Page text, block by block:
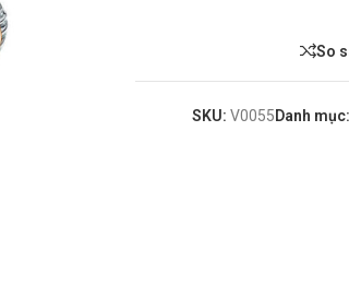
So
SKU: V0055Danh mục: